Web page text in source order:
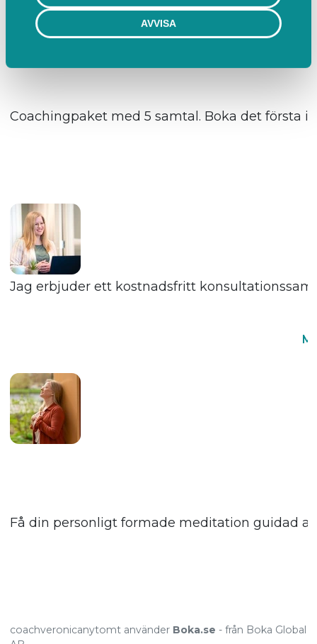
AVVISA
Coachingpaket med 5 samtal. Boka det första
Jag erbjuder ett kostnadsfritt
Få din personligt formade meditation guidad
coachveronicanytomt använder Boka.se - från Boka Global